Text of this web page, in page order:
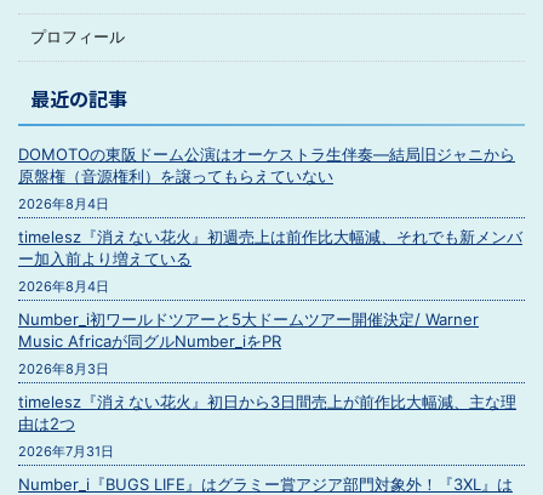
プロフィール
最近の記事
DOMOTOの東阪ドーム公演はオーケストラ生伴奏―結局旧ジャニから
原盤権（音源権利）を譲ってもらえていない
2026年8月4日
timelesz『消えない花火』初週売上は前作比大幅減、それでも新メンバ
ー加入前より増えている
2026年8月4日
Number_i初ワールドツアーと5大ドームツアー開催決定/ Warner
Music Africaが同グルNumber_iをPR
2026年8月3日
timelesz『消えない花火』初日から3日間売上が前作比大幅減、主な理
由は2つ
2026年7月31日
Number_i『BUGS LIFE』はグラミー賞アジア部門対象外！『3XL』は